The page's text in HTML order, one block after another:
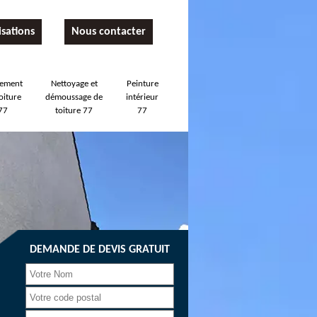
Nous contacter
Nettoyage et
démoussage de
toiture 77
Peinture
intérieur
77
DEMANDE DE DEVIS GRATUIT